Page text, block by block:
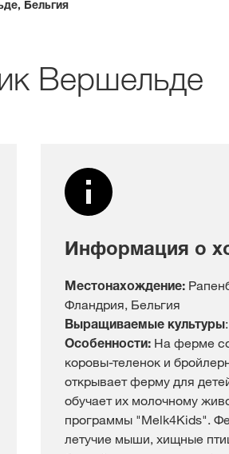
Міжнародныя
групы KWS у
kws.com/corp
Бельгия
Вершельде
Информация о
Местонахождение:
Фландрия, Бельгия
Выращиваемые культуры
Особенности: На ферме
коровы-теленок и
открывает ферму для
обучает их молочному
программы "Melk4Kids".
летучие мыши, хищные